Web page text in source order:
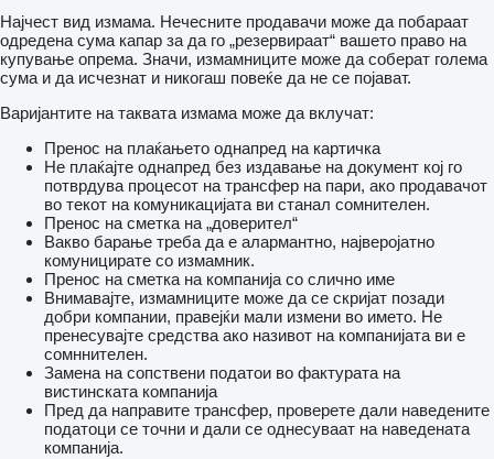
Најчест вид измама. Нечесните продавачи може да побараат
одредена сума капар за да го „резервираат“ вашето право на
купување опрема. Значи, измамниците може да соберат голема
сума и да исчезнат и никогаш повеќе да не се појават.
Варијантите на таквата измама може да вклучат:
Пренос на плаќањето однапред на картичка
Не плаќајте однапред без издавање на документ кој го
потврдува процесот на трансфер на пари, ако продавачот
во текот на комуникацијата ви станал сомнителен.
Пренос на сметка на „доверител“
Вакво барање треба да е алармантно, најверојатно
комуницирате со измамник.
Пренос на сметка на компанија со слично име
Внимавајте, измамниците може да се скријат позади
добри компании, правејќи мали измени во името. Не
пренесувајте средства ако називот на компанијата ви е
сомннителен.
Замена на сопствени податои во фактурата на
вистинската компанија
Пред да направите трансфер, проверете дали наведените
податоци се точни и дали се однесуваат на наведената
компанија.